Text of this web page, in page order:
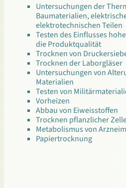
Untersuchungen der
Baumaterialien,
elektrotechnischen Teilen
Testen des Einflusses
die Produktqualität
Trocknen von
Trocknen der Laborgläser
Untersuchungen von
Materialien
Testen von
Vorheizen
Abbau von Eiweisstoffen
Trocknen pflanzlicher
Metabolismus von
Papiertrocknung